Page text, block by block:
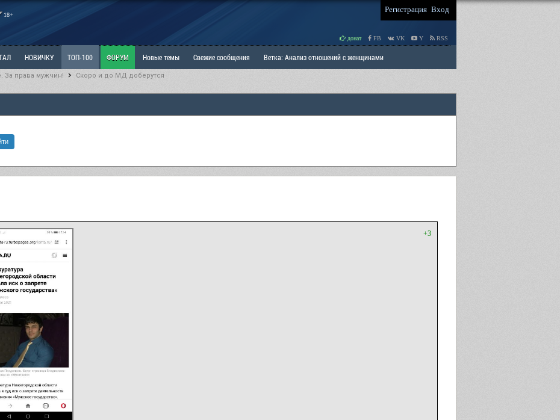
18+
Регистрация Вход
донат FB VK Y RSS
НОВИЧКУ ТОП-100 ФОРУМ Новые темы Свежие сообщения Ветка: Анализ отношений с женщинами
Ветка: Наболевшее. Выскажись! РАЗДЕЛ: Мы и Женщины
права мужчин! Скоро и до МД доберутся
+3